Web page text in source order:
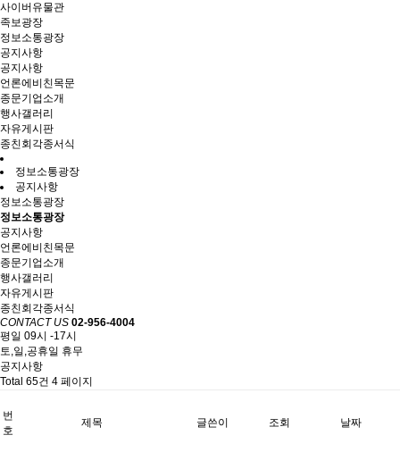
사이버유물관
족보광장
정보소통광장
공지사항
공지사항
언론에비친목문
종문기업소개
행사갤러리
자유게시판
종친회각종서식
정보소통광장
공지사항
정보소통광장
정보소통광장
공지사항
언론에비친목문
종문기업소개
행사갤러리
자유게시판
종친회각종서식
CONTACT US 02-956-4004
평일 09시 -17시
토,일,공휴일 휴무
공지사항
Total 65건 4 페이지
번
호
제목 글쓴이 조회 날짜